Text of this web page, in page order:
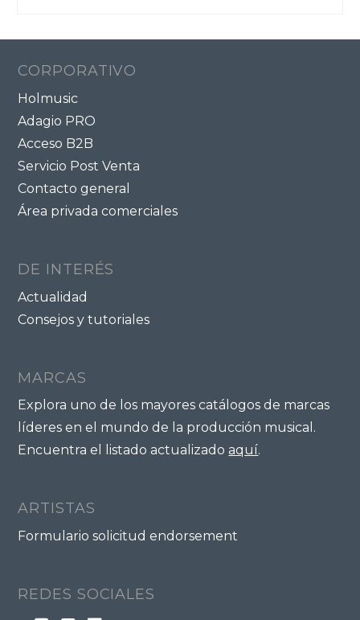
CORPORATIVO
Holmusic
Adagio PRO
Acceso B2B
Servicio Post Venta
Contacto general
Área privada comerciales
DE INTERÉS
Actualidad
Consejos y tutoriales
MARCAS
Explora uno de los mayores catálogos de marcas
líderes en el mundo de la producción musical.
Encuentra el listado actualizadoaquí.
ARTISTAS
Formulario solicitud endorsement
REDES SOCIALES